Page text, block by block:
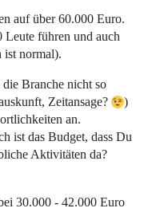
auf über 60.000 Euro.
führen und auch
ist normal).
Branche nicht so
Zeitansage?
)
an.
ist das Budget, dass Du
Aktivitäten da?
30.000 - 42.000 Euro